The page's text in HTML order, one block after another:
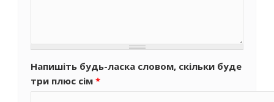
Напишіть будь-ласка словом, скільки буде
три плюс сім *